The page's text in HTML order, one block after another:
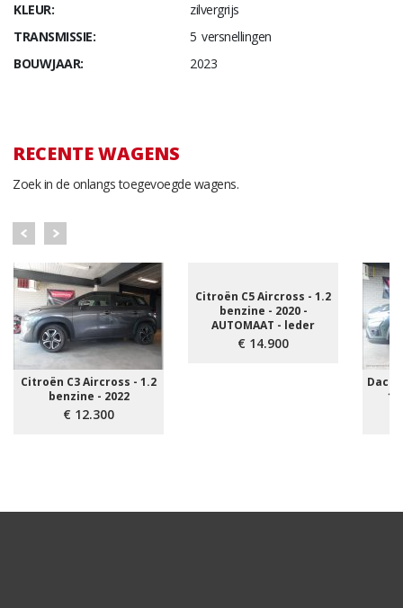
KLEUR:
zilvergrijs
TRANSMISSIE:
5 versnellingen
BOUWJAAR:
2023
RECENTE WAGENS
Zoek in de onlangs toegevoegde wagens.
Citroën C3 Aircross - 1.2
benzine - 2022
€ 12.300
Citroën C5 Aircross - 1.2
benzine - 2020 -
AUTOMAAT - leder
€ 14.900
Dacia